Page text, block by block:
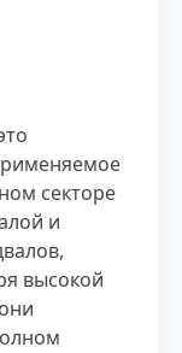
секторе
и
высокой